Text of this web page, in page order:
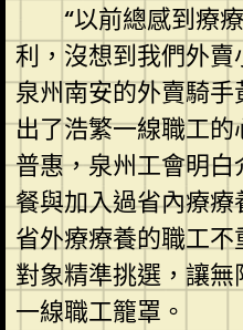
“以前總感到療
利，沒想到我們外賣
泉州南安的外賣騎
出了浩繁一線職工
普惠，泉州工會明
餐與加入過省內療
省外療療養的職工
對象精準挑選，讓
一線職工籠罩。